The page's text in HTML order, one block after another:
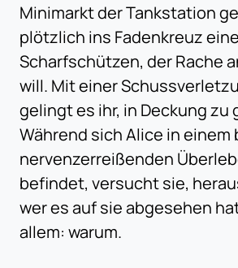
Minimarkt der Tankstation
plötzlich ins Fadenkreuz
Scharfschützen, der Rache
will. Mit einer
gelingt es ihr, in Deckung zu
Während sich Alice in
nervenzerreißenden
befindet, versucht sie,
wer es auf sie abgesehen
allem: warum.